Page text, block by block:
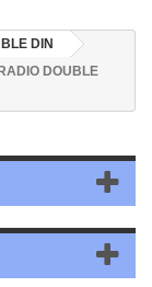
DIN
DOUBLE